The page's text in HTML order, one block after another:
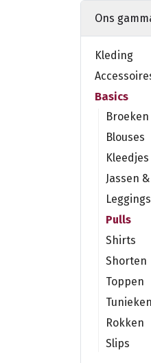
Ons
Kleding
Basics
Broeken
Blouses
Jassen
Leggings
Pulls
Shirts
Shorten
Toppen
Tunieken
Rokken
Slips